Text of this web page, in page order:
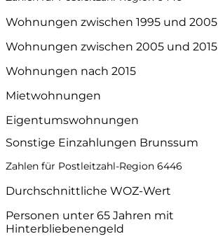
Wohnungen zwischen 1995 und 2005
Wohnungen zwischen 2005 und 2015
Wohnungen nach 2015
Mietwohnungen
Eigentumswohnungen
Sonstige Einzahlungen Brunssum
Zahlen für Postleitzahl-Region 6446
Durchschnittliche WOZ-Wert
Personen unter 65 Jahren mit
Hinterbliebenengeld